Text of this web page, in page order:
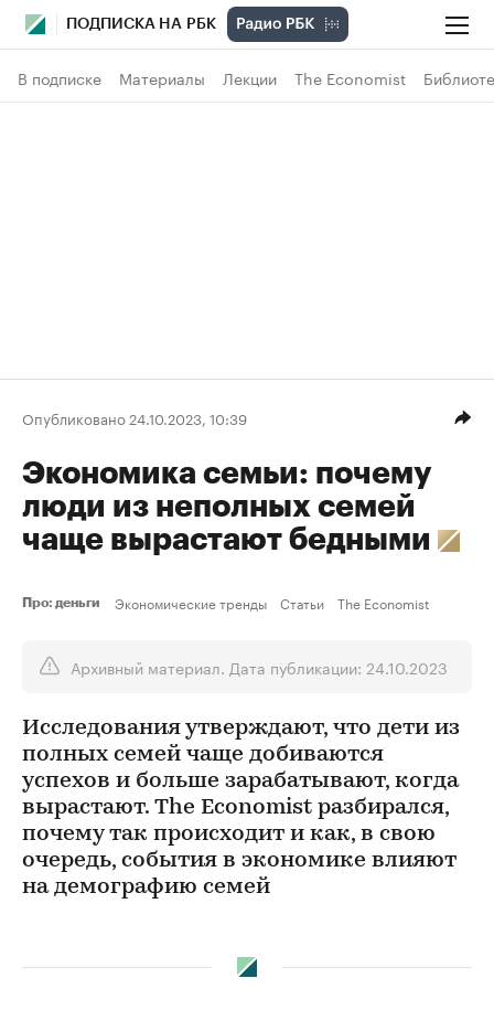
ПОДПИСКА НА РБК
В подписке Материалы Лекции The Economist
Опубликовано 24.10.2023, 10:39
Экономика семьи: почему
люди из неполных семей
чаще вырастают бедными
Про: деньги Экономические тренды Статьи The Economist
Архивный материал. Дата публикации: 24.10.2023
Исследования утверждают, что дети из
полных семей чаще добиваются
успехов и больше зарабатывают, когда
вырастают. The Economist разбирался,
почему так происходит и как, в свою
очередь, события в экономике влияют
на демографию семей